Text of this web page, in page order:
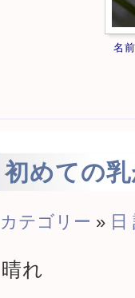
名
初めての
カテゴリー » 日
晴れ